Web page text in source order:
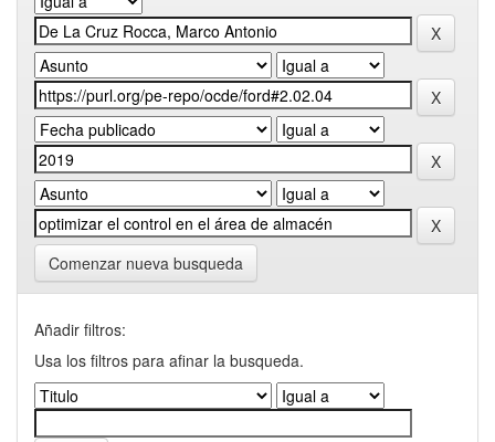
Comenzar nueva busqueda
Añadir filtros:
Usa los filtros para afinar la busqueda.